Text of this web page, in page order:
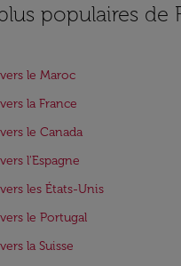
populaires de
le Maroc
la France
le Canada
l'Espagne
les États-Unis
le Portugal
la Suisse